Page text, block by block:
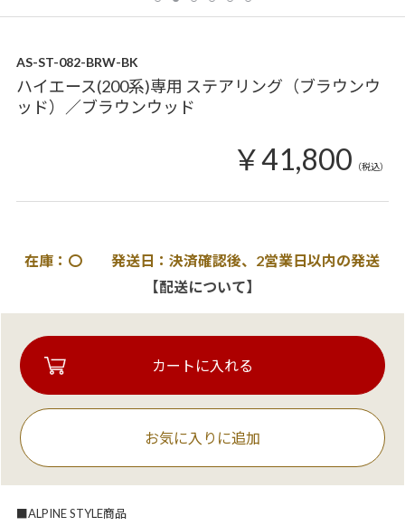
AS-ST-082-BRW-BK
ハイエース(200系)専用 ステアリング（ブラウンウ
ッド）／ブラウンウッド
￥41,800 （税込）
在庫：〇 発送日：決済確認後、2営業日以内の発送
【配送について】
お気に入りに追加
■ALPINE STYLE商品